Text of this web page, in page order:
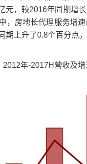
元，较2016年同期增
房地长代理服务增
上升了0.8个百分点。
2012年-2017H营收及增